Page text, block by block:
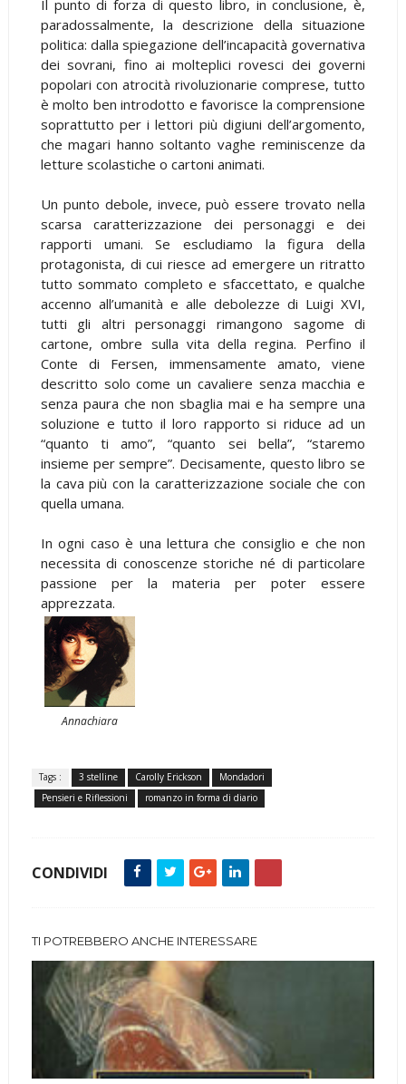
Il punto di forza di questo libro, in conclusione, è,
paradossalmente, la descrizione della situazione
politica: dalla spiegazione dell’incapacità governativa
dei sovrani, fino ai molteplici rovesci dei governi
popolari con atrocità rivoluzionarie comprese, tutto
è molto ben introdotto e favorisce la comprensione
soprattutto per i lettori più digiuni dell’argomento,
che magari hanno soltanto vaghe reminiscenze da
letture scolastiche o cartoni animati.
Un punto debole, invece, può essere trovato nella
scarsa caratterizzazione dei personaggi e dei
rapporti umani. Se escludiamo la figura della
protagonista, di cui riesce ad emergere un ritratto
tutto sommato completo e sfaccettato, e qualche
accenno all’umanità e alle debolezze di Luigi XVI,
tutti gli altri personaggi rimangono sagome di
cartone, ombre sulla vita della regina. Perfino il
Conte di Fersen, immensamente amato, viene
descritto solo come un cavaliere senza macchia e
senza paura che non sbaglia mai e ha sempre una
soluzione e tutto il loro rapporto si riduce ad un
“quanto ti amo”, “quanto sei bella”, “staremo
insieme per sempre”. Decisamente, questo libro se
la cava più con la caratterizzazione sociale che con
quella umana.
In ogni caso è una lettura che consiglio e che non
necessita di conoscenze storiche né di particolare
passione per la materia per poter essere
apprezzata.
Annachiara
Tags : 3 stelline Carolly Erickson
Mondadori
Pensieri e Riflessioni
romanzo in forma di diario
CONDIVIDI
TI POTREBBERO ANCHE INTERESSARE